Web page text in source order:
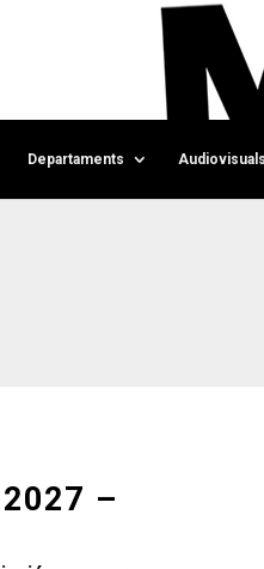
Departaments Audiovisuals
–